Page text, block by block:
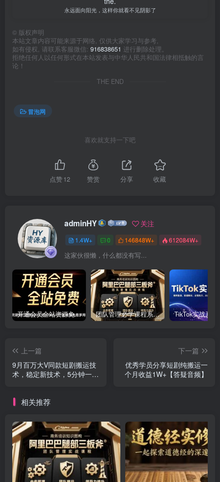
永远面向阳光，这样你就看不见阴影了
© 版权声明
本站文章内容可能来源于网络, 仅供大家学习与参考,
如有侵权, 请联系客服微信: 916838651 进行删除处理。
拒绝任何人以任何形式在本站发表与中华人民共和国法律相抵触的言
论！
THE END
冒泡网
喜欢就支持一下吧
点赞12 赞赏 分享 收藏
adminHY 关注
1.4W+ 0 146848W+ 612084W+
这家伙很懒，什么都没有写...
开通会员全站资源免费下载 开通VIP会员 HY资源库 团队管理必学课程系列，阿里巴巴“腿部三板斧”
上一篇
9月百万大V同款短剧搬运技
术，稳定新技术，5分钟一个
下一篇
优秀学员分享短剧纯搬运一
个月收益1W+【答疑音频】
相关推荐